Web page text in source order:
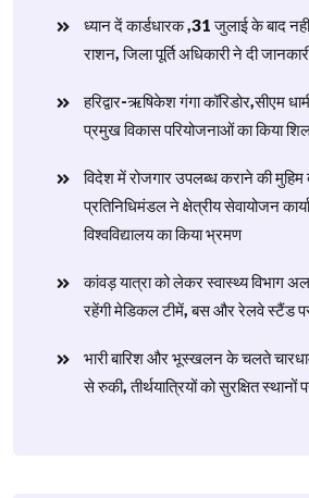
ध्यान दें कार्डधारक ,31 जुलाई के बाद
राशन, जिला पूर्ति अधिकारी ने दी
हरिद्वार-ऋषिकेश गंगा कॉरिडोर,सीएम
प्रमुख विकास परियोजनाओं का किया
विदेश में रोजगार उपलब्ध कराने की मुहिम
प्रतिनिधिमंडल ने क्षेत्रीय सेवायोजन
विश्वविद्यालय का किया भ्रमण
​कांवड़ यात्रा को लेकर स्वास्थ्य विभाग
रहेंगी मेडिकल टीमें, बस और रेलवे स्टैंड
​भारी बारिश और भूस्खलन के चलते
से रुकी, तीर्थयात्रियों को सुरक्षित